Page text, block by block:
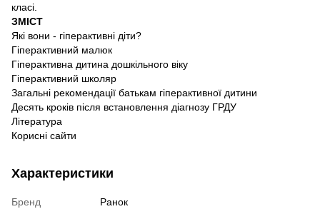
класі.
ЗМІСТ
Які вони - гіперактивні діти?
Гіперактивний малюк
Гіперактивна дитина дошкільного віку
Гіперактивний школяр
Загальні рекомендації батькам гіперактивної дитини
Десять кроків після встановлення діагнозу ГРДУ
Література
Корисні сайти
Характеристики
Бренд
Ранок